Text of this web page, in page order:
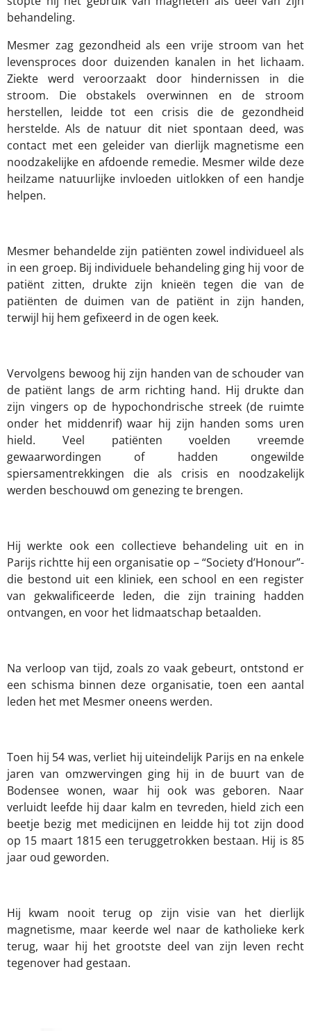
behandeling.
Mesmer zag gezondheid als een vrije stroom van het
levensproces door duizenden kanalen in het lichaam.
Ziekte werd veroorzaakt door hindernissen in die
stroom. Die obstakels overwinnen en de stroom
herstellen, leidde tot een crisis die de gezondheid
herstelde. Als de natuur dit niet spontaan deed, was
contact met een geleider van dierlijk magnetisme een
noodzakelijke en afdoende remedie. Mesmer wilde deze
heilzame natuurlijke invloeden uitlokken of een handje
helpen.
Mesmer behandelde zijn patiënten zowel individueel als
in een groep. Bij individuele behandeling ging hij voor de
patiënt zitten, drukte zijn knieën tegen die van de
patiënten de duimen van de patiënt in zijn handen,
terwijl hij hem gefixeerd in de ogen keek.
Vervolgens bewoog hij zijn handen van de schouder van
de patiënt langs de arm richting hand. Hij drukte dan
zijn vingers op de hypochondrische streek (de ruimte
onder het middenrif) waar hij zijn handen soms uren
hield. Veel patiënten voelden vreemde
gewaarwordingen of hadden ongewilde
spiersamentrekkingen die als crisis en noodzakelijk
werden beschouwd om genezing te brengen.
Hij werkte ook een collectieve behandeling uit en in
Parijs richtte hij een organisatie op – “Society d’Honour”-
die bestond uit een kliniek, een school en een register
van gekwalificeerde leden, die zijn training hadden
ontvangen, en voor het lidmaatschap betaalden.
Na verloop van tijd, zoals zo vaak gebeurt, ontstond er
een schisma binnen deze organisatie, toen een aantal
leden het met Mesmer oneens werden.
Toen hij 54 was, verliet hij uiteindelijk Parijs en na enkele
jaren van omzwervingen ging hij in de buurt van de
Bodensee wonen, waar hij ook was geboren. Naar
verluidt leefde hij daar kalm en tevreden, hield zich een
beetje bezig met medicijnen en leidde hij tot zijn dood
op 15 maart 1815 een teruggetrokken bestaan. Hij is 85
jaar oud geworden.
Hij kwam nooit terug op zijn visie van het dierlijk
magnetisme, maar keerde wel naar de katholieke kerk
terug, waar hij het grootste deel van zijn leven recht
tegenover had gestaan.